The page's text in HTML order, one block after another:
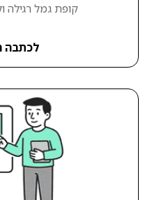
קופת גמל רגילה
לכתבה